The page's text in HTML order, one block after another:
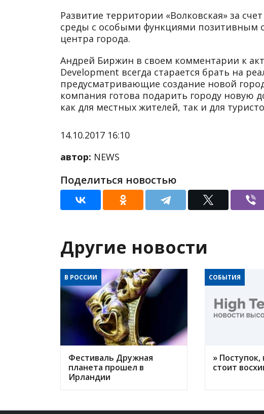
Развитие территории «Волковская» за
среды с особыми функциями позитивным
центра города.
Андрей Биржин в своем комментарии к
Development всегда старается брать на
предусматривающие создание новой
компания готова подарить городу новую
как для местных жителей, так и для
14.10.2017 16:10
автор: NEWS
Поделиться новостью
Другие новости
В РОССИИ
Фестиваль Дружная
планета прошел в
Ирландии
СОБЫТИЯ
»
стоит